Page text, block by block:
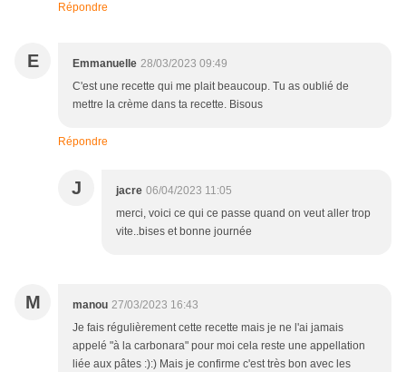
Répondre
E Emmanuelle 28/03/2023 09:49
C'est une recette qui me plait beaucoup. Tu as oublié de
mettre la crème dans ta recette. Bisous
Répondre
J jacre 06/04/2023 11:05
merci, voici ce qui ce passe quand on veut aller trop
vite..bises et bonne journée
M manou 27/03/2023 16:43
Je fais régulièrement cette recette mais je ne l'ai jamais
appelé "à la carbonara" pour moi cela reste une appellation
liée aux pâtes :):) Mais je confirme c'est très bon avec les